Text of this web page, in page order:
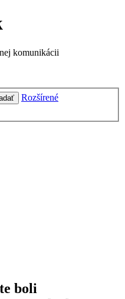
komunikácii
Rozšírené
boli